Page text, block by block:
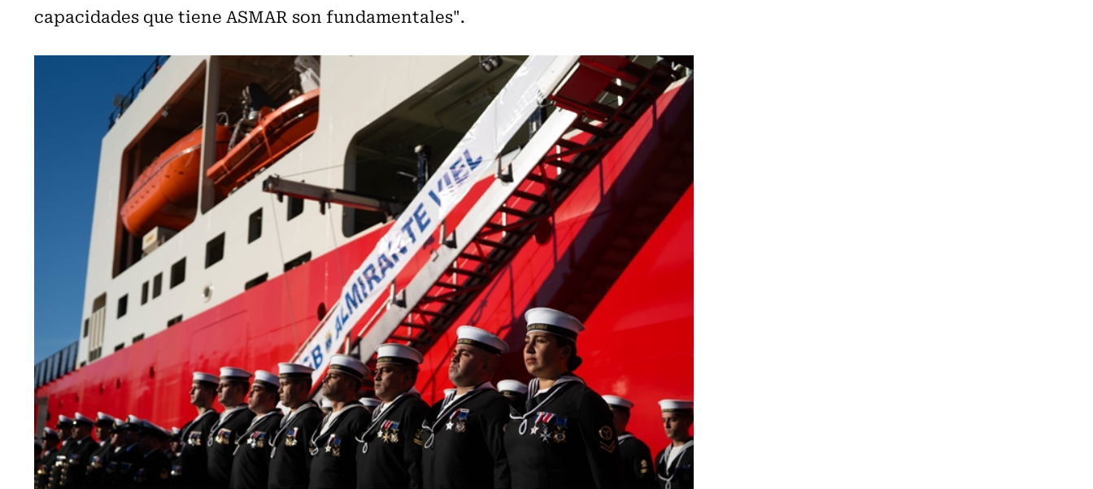
capacidades que tiene ASMAR son fundamentales".